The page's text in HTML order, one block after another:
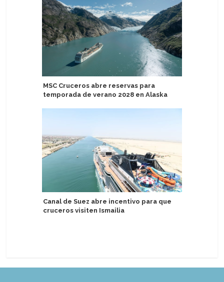
MSC Cruceros abre reservas para
temporada de verano 2028 en Alaska
Canal de Suez abre incentivo para que
cruceros visiten Ismailia